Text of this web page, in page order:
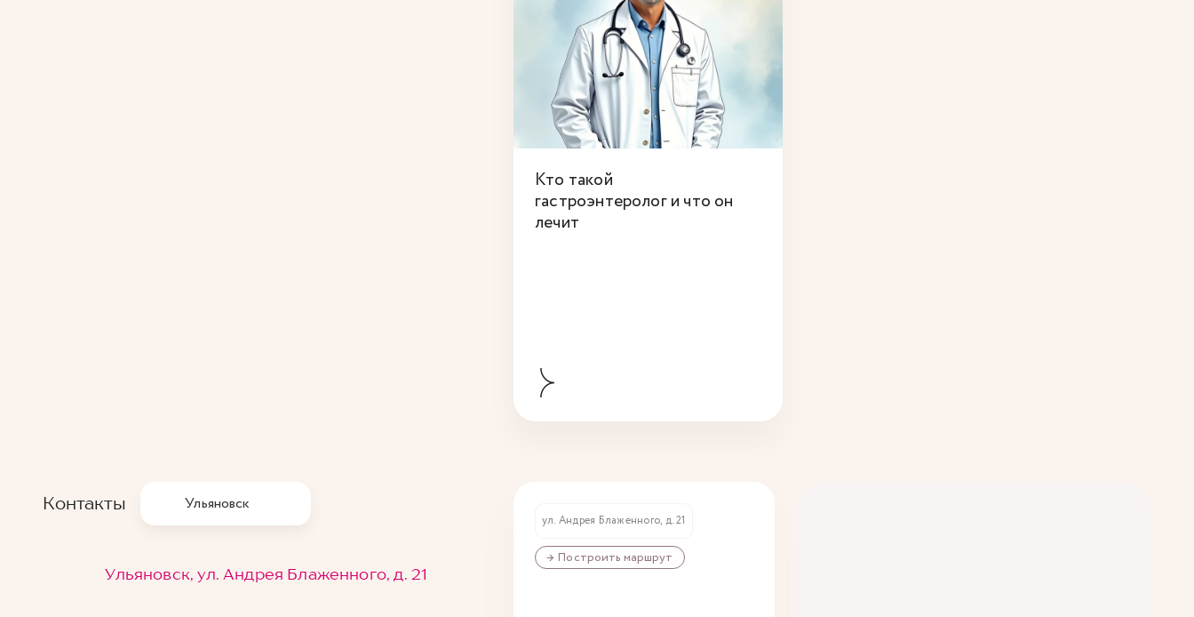
Кто такой
гастроэнтеролог и что он
лечит
Контакты Ульяновск
Ульяновск, ул. Андрея Блаженного, д. 21
ул. Андрея Блаженного, д. 21
→ Построить маршрут